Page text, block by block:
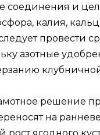
соединения и
калия,
провести
азотные
решение
на